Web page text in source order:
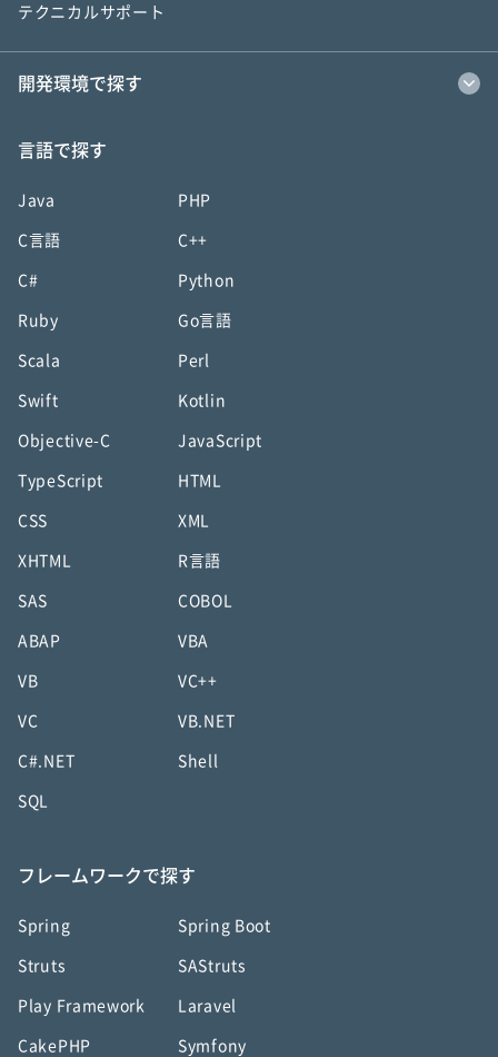
テクニカルサポート
開発環境で探す
言語で探す
Java PHP
C言語 C++
C# Python
Ruby Go言語
Scala Perl
Swift Kotlin
Objective-C JavaScript
TypeScript HTML
CSS XML
XHTML R言語
SAS COBOL
ABAP VBA
VB VC++
VC VB.NET
C#.NET Shell
SQL
フレームワークで探す
Spring Spring Boot
Struts SAStruts
Play Framework Laravel
CakePHP Symfony